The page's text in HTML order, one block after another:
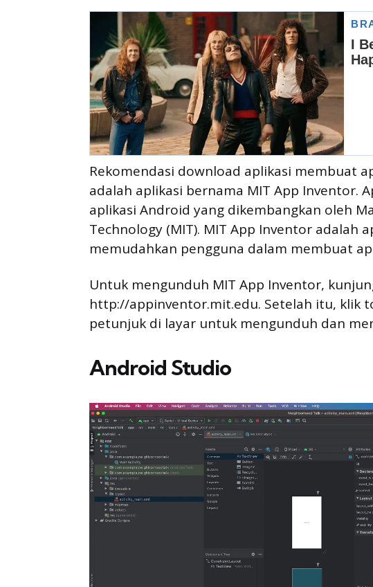
Rekomendasi download aplikasi membuat
adalah aplikasi bernama MIT App Inventor.
aplikasi Android yang dikembangkan oleh
Technology (MIT). MIT App Inventor adalah
memudahkan pengguna dalam membuat
Untuk mengunduh MIT App Inventor,
http://appinventor.mit.edu. Setelah itu, klik
petunjuk di layar untuk mengunduh dan
Android Studio